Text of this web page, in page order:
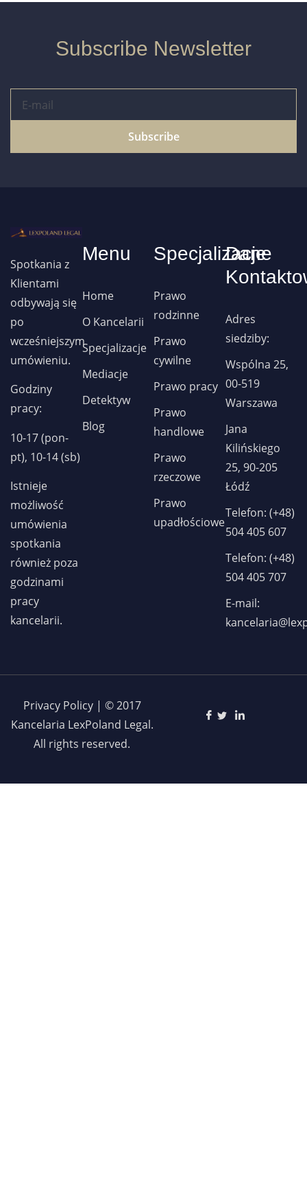
Subscribe Newsletter
Subscribe
Spotkania z
Klientami
odbywają się
po
wcześniejszym
umówieniu.
Godziny
pracy:
10-17 (pon-
pt), 10-14 (sb)
Istnieje
możliwość
umówienia
spotkania
również poza
godzinami
pracy
kancelarii.
Menu
Home
O Kancelarii
Specjalizacje
Mediacje
Detektyw
Blog
Specjalizacje
Prawo
rodzinne
Prawo
cywilne
Prawo pracy
Prawo
handlowe
Prawo
rzeczowe
Prawo
upadłościowe
Dane
Adres
siedziby:
Wspólna 25,
00-519
Warszawa
Jana
Kilińskiego
25, 90-205
Łódź
Telefon: (+48)
504 405 607
Telefon: (+48)
504 405 707
E-mail:
Privacy Policy | © 2017
Kancelaria LexPoland Legal.
All rights reserved.